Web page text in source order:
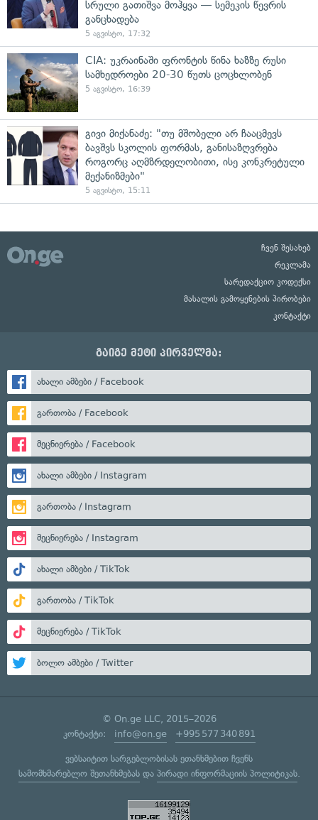
სრული გათიშვა მოჰყვა — სემეკის წევრის
განცხადება
5 აგვისტო, 17:32
CIA: უკრაინაში ფრონტის წინა ხაზზე რუსი
სამხედროები 20-30 წუთს ცოცხლობენ
5 აგვისტო, 16:39
გივი მიქანაძე: "თუ მშობელი არ ჩააცმევს
ბავშვს სკოლის ფორმას, განისაზღვრება
როგორც აღმზრდელობითი, ისე კონკრეტული
მექანიზმები"
5 აგვისტო, 15:11
ჩვენ შესახებ
რეკლამა
სარედაქციო კოდექსი
მასალის გამოყენების პირობები
კონტაქტი
გაიგე მეტი პირველმა:
ახალი ამბები / Facebook
გართობა / Facebook
მეცნიერება / Facebook
ახალი ამბები / Instagram
გართობა / Instagram
მეცნიერება / Instagram
ახალი ამბები / TikTok
გართობა / TikTok
მეცნიერება / TikTok
ბოლო ამბები / Twitter
© On.ge LLC, 2015–2026
კონტაქტი: info@on.ge +995 577 340 891
ვებსაიტით სარგებლობისას ეთანხმებით ჩვენს
სამომხმარებლო შეთანხმებასდა პირადი ინფორმაციის პოლიტიკას.